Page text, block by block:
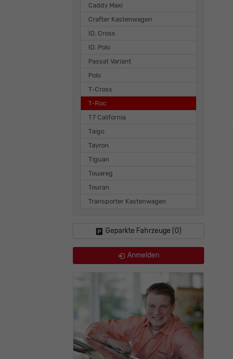
Caddy Maxi
Crafter Kastenwagen
ID. Cross
ID. Polo
Passat Variant
Polo
T-Cross
T-Roc
T7 California
Taigo
Tayron
Tiguan
Touareg
Touran
Transporter Kastenwagen
Geparkte Fahrzeuge (0)
Anmelden